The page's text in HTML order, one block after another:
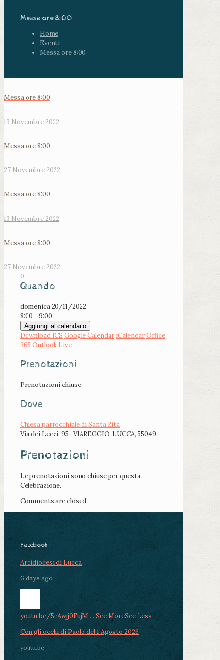
Messa ore 8:00
Home
Eventi
Messa ore 8:00
Messa ore 8:00
13 Novembre 2022
Messa ore 8:00
27 Novembre 2022
Messa ore 8:00
13 Novembre 2022
Messa ore 8:00
27 Novembre 2022
0
Quando
domenica 20/11/2022
8:00 - 9:00
Aggiungi al calendario
Download ICS Google Calendar iCalendarOffice
365 Outlook Live
Prenotazioni
Prenotazioni chiuse
Dove
Chiesa parrocchiale di Santa Rita
Via dei Lecci, 95 , VIAREGGIO, LUCCA, 55049
Prenotazioni
Le prenotazioni sono chiuse per questa
Celebrazione.
Comments are closed.
Facebook
Arcidiocesi di Lucca
6 days ago
youtu.be/5cAwjj0FujM ... See MoreSee Less
Con gli occhi di Paolo del 1 Agosto 2026
youtu.be